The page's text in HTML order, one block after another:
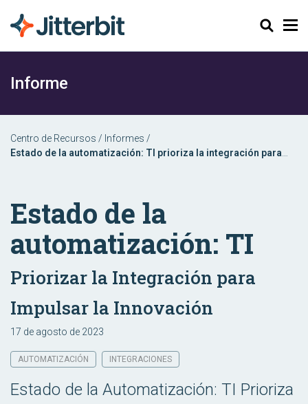
Buscar
Informe
Centro de Recursos / Informes /
Estado de la automatización: TI prioriza la integración para
Estado de la
automatización: TI
Priorizar la Integración para
Impulsar la Innovación
17 de agosto de 2023
AUTOMATIZACIÓN INTEGRACIONES
Estado de la Automatización: TI Prioriza